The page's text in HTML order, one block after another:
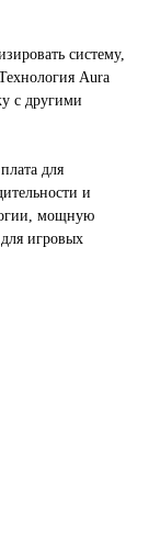
систему,
Aura
с другими
для
и
мощную
игровых